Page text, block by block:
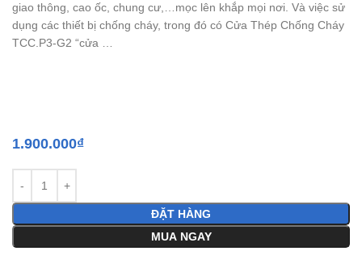
giao thông, cao ốc, chung cư,…mọc lên khắp mọi nơi. Và việc sử
dụng các thiết bị chống cháy, trong đó có Cửa Thép Chống Cháy
TCC.P3-G2 “cửa …
1.900.000₫
ĐẶT HÀNG
MUA NGAY